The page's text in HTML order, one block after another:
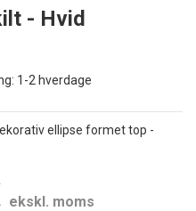
- Hvid
1-2 hverdage
ellipse formet top -
ekskl. moms